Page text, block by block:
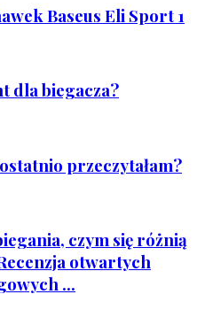
Baseus Eli Sport 1
dla biegacza?
przeczytałam?
czym się różnią
otwartych
...